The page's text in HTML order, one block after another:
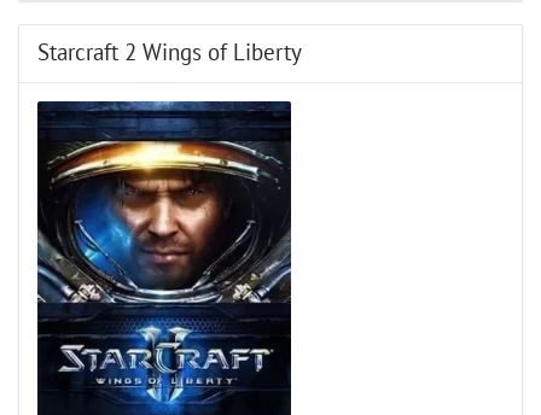
Starcraft 2 Wings of Liberty